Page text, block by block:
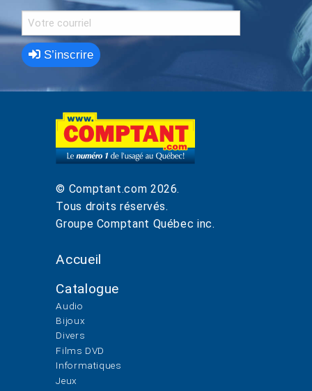
S’inscrire
© Comptant.com 2026.
Tous droits réservés.
Groupe Comptant Québec inc.
Accueil
Catalogue
Audio
Bijoux
Divers
Films DVD
Informatiques
Jeux